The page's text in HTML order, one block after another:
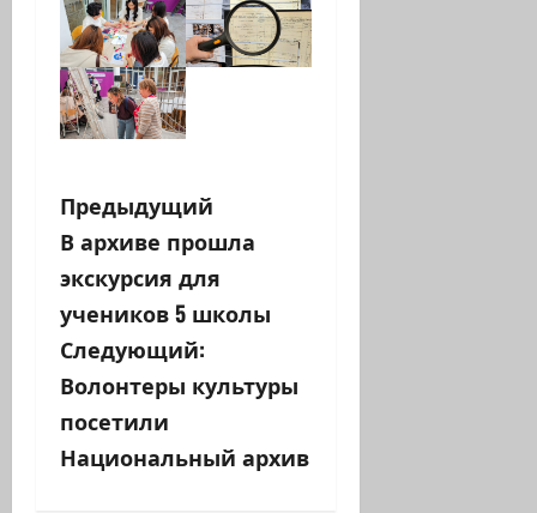
Н
а
в
и
г
а
Предыдущий
В архиве прошла
экскурсия для
учеников 5 школы
Следующий:
Волонтеры культуры
посетили
Национальный архив